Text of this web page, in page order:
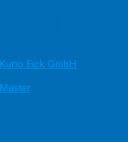
Kuno Eick GmbH
Master